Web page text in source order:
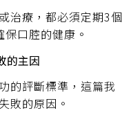
治療，都必須定期3個
口腔的健康。
的主因
的評斷標準，這篇我
敗的原因。